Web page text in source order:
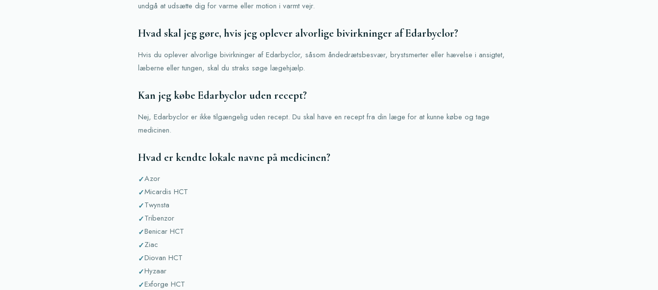
undgå at udsætte dig for varme eller motion i varmt vejr.
Hvad skal jeg gøre, hvis jeg oplever alvorlige bivirkninger af Edarbyclor?
Hvis du oplever alvorlige bivirkninger af Edarbyclor, såsom åndedrætsbesvær, brystsmerter eller hævelse i ansigtet,
læberne eller tungen, skal du straks søge lægehjælp.
Kan jeg købe Edarbyclor uden recept?
Nej, Edarbyclor er ikke tilgængelig uden recept. Du skal have en recept fra din læge for at kunne købe og tage
medicinen.
Hvad er kendte lokale navne på medicinen?
Azor
Micardis HCT
Twynsta
Tribenzor
Benicar HCT
Ziac
Diovan HCT
Hyzaar
Exforge HCT